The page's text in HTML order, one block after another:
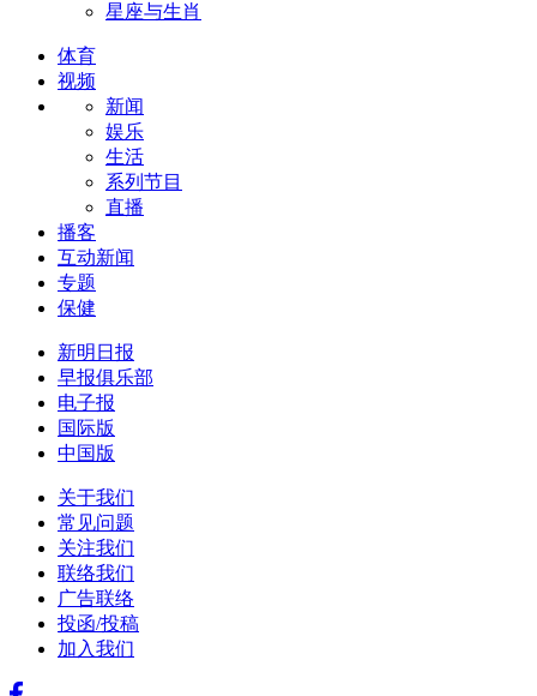
星座与生肖
体育
视频
新闻
娱乐
生活
系列节目
直播
播客
互动新闻
专题
保健
新明日报
早报俱乐部
电子报
国际版
中国版
关于我们
常见问题
关注我们
联络我们
广告联络
投函/投稿
加入我们